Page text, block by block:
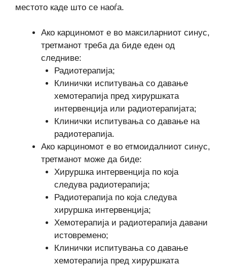
местото каде што се наоѓа.
Ако карциномот е во максиларниот синус,
третманот треба да биде еден од
следниве:
Радиотерапија;
Клинички испитувања со давање
хемотерапија пред хируршката
интервенција или радиотерапијата;
Клинички испитувања со давање на
радиотерапија.
Ако карциномот е во етмоидалниот синус,
третманот може да биде:
Хируршка интервенција по која
следува радиотерапија;
Радиотерапија по која следува
хируршка интервенција;
Хемотерапија и радиотерапија давани
истовремено;
Клинички испитувања со давање
хемотерапија пред хируршката